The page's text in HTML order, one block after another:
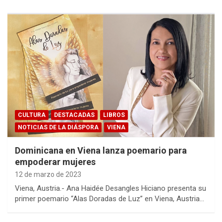
CULTURA DESTACADAS
LIBROS
NOTICIAS DE LA DIÁSPORA
VIENA
Dominicana en Viena lanza poemario para
empoderar mujeres
12 de marzo de 2023
Viena, Austria.- Ana Haidée Desangles Hiciano presenta su
primer poemario “Alas Doradas de Luz” en Viena, Austria…